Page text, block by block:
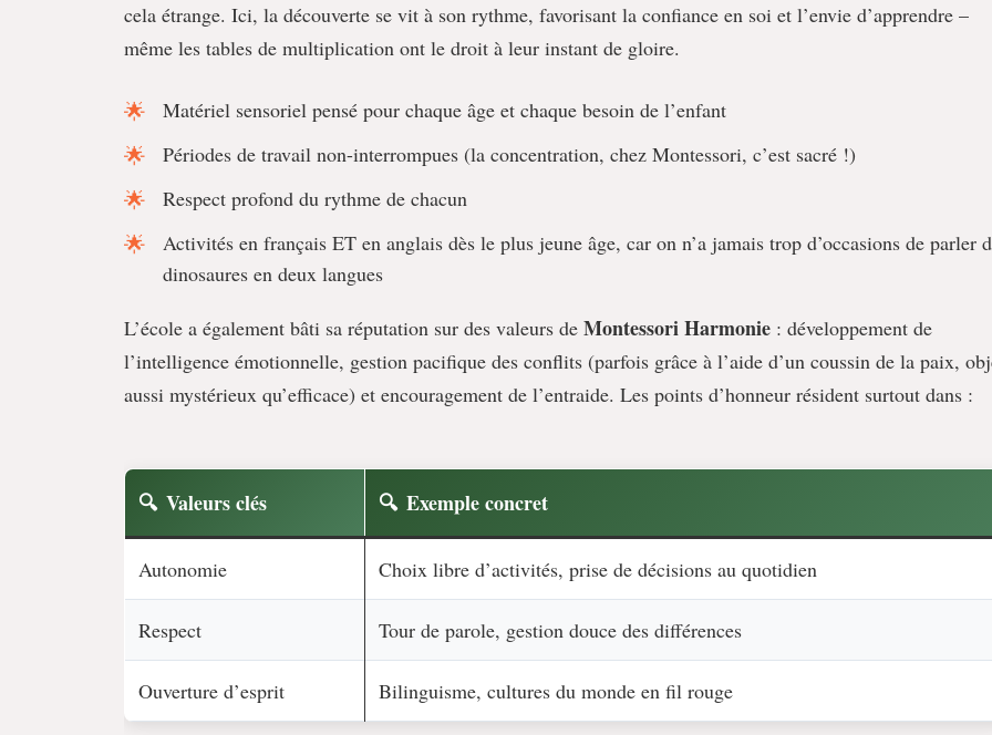
cela étrange. Ici, la découverte se vit à son rythme, favorisant la confiance en soi et l’envie d’apprendre –
même les tables de multiplication ont le droit à leur instant de gloire.
Matériel sensoriel pensé pour chaque âge et chaque besoin de l’enfant
Périodes de travail non-interrompues (la concentration, chez Montessori, c’est sacré !)
Respect profond du rythme de chacun
Activités en français ET en anglais dès le plus jeune âge, car on n’a jamais trop d’occasions de parler
dinosaures en deux langues
L’école a également bâti sa réputation sur des valeurs de Montessori Harmonie : développement de
l’intelligence émotionnelle, gestion pacifique des conflits (parfois grâce à l’aide d’un coussin de la paix,
aussi mystérieux qu’efficace) et encouragement de l’entraide. Les points d’honneur résident surtout dans :
Valeurs clés Exemple concret
Autonomie Choix libre d’activités, prise de décisions au quotidien
Respect Tour de parole, gestion douce des différences
Ouverture d’esprit Bilinguisme, cultures du monde en fil rouge